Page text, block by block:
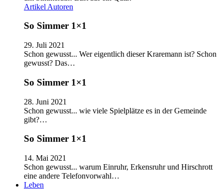
Artikel Autoren
So Simmer 1×1
29. Juli 2021
Schon gewusst... Wer eigentlich dieser Kraremann ist? Schon
gewusst? Das…
So Simmer 1×1
28. Juni 2021
Schon gewusst... wie viele Spielplätze es in der Gemeinde
gibt?…
So Simmer 1×1
14. Mai 2021
Schon gewusst... warum Einruhr, Erkensruhr und Hirschrott
eine andere Telefonvorwahl…
Leben